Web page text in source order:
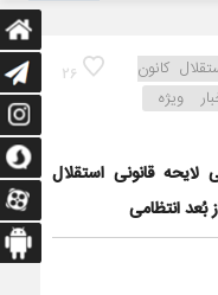
26
کانون
ویژه
لایحه قانونی استقلال
انتظامی